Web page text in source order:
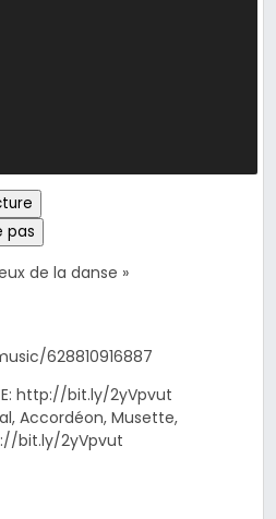
pas
de la danse »
628810916887
http://bit.ly/2yVpvut
Accordéon, Musette,
bit.ly/2yVpvut